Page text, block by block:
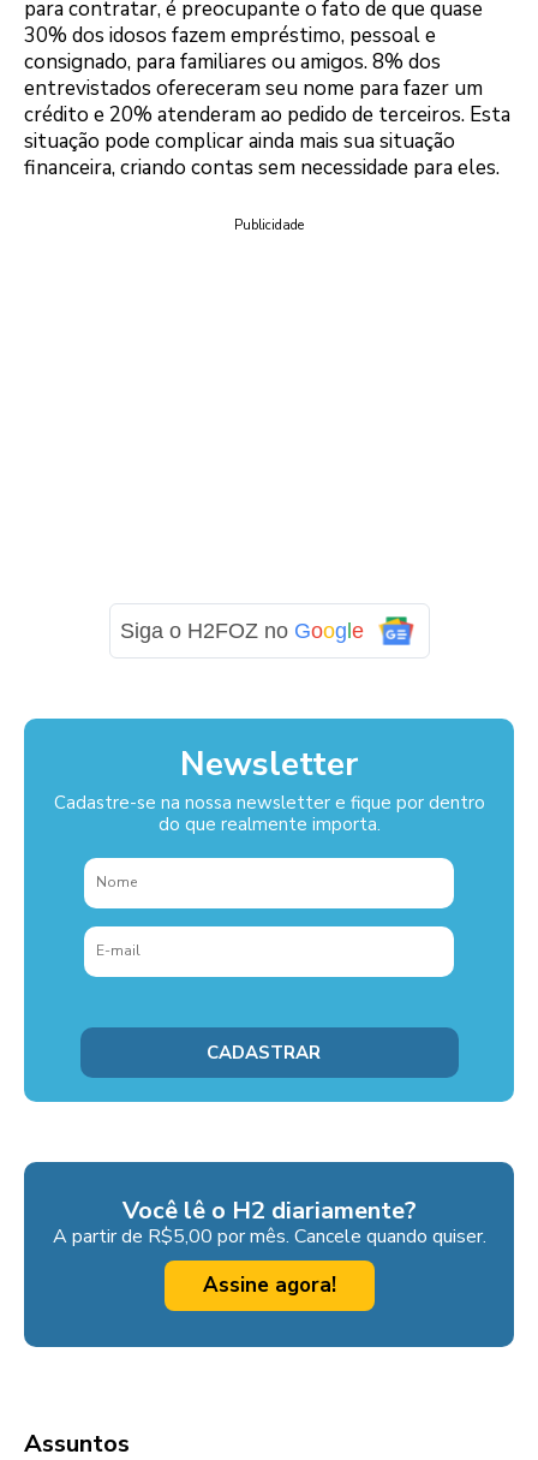
para contratar, é preocupante o fato de que quase
30% dos idosos fazem empréstimo, pessoal e
consignado, para familiares ou amigos. 8% dos
entrevistados ofereceram seu nome para fazer um
crédito e 20% atenderam ao pedido de terceiros. Esta
situação pode complicar ainda mais sua situação
financeira, criando contas sem necessidade para eles.
Publicidade
Siga o H2FOZ no Goog e
Newsletter
Cadastre-se na nossa newsletter e fique por dentro
do que realmente importa.
Você lê o H2 diariamente?
A partir de R$5,00 por mês. Cancele quando quiser.
Assine agora!
Assuntos